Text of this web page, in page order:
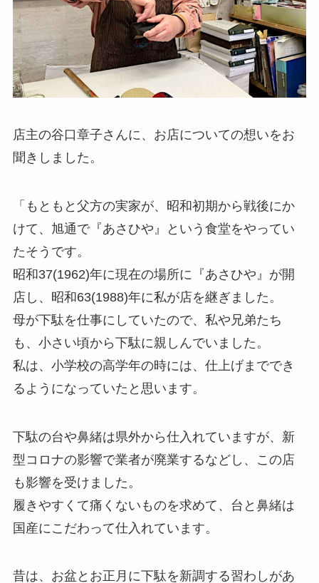
店主の谷口章子さんに、お店についての想いをお
聞きしました。
「もともと父方の実家が、昭和初期から戦後にか
けて、旭通で『あさひや』という食堂をやってい
たそうです。
昭和37(1962)年に現在の場所に『あさひや』が開
店し、昭和63(1988)年に私が店を継ぎました。
母が下駄を仕事にしていたので、私や兄弟たち
も、小さい頃から下駄に親しんでいました。
私は、小学校の高学年の時には、仕上げまででき
るようになっていたと思います。
下駄の台や鼻緒は県外から仕入れていますが、新
型コロナの影響で業者が廃業するなどし、この店
も影響を受けました。
履きやすくて痛くないものを求めて、台と鼻緒は
国産にこだわって仕入れています。
昔は、お盆とお正月に下駄を新調する習わしがあ